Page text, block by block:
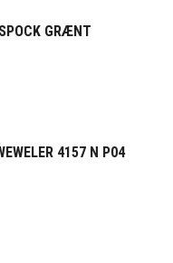
GRÆNT
4157 N P04